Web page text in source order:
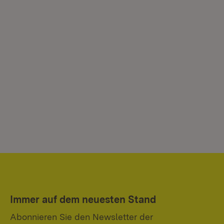
Immer auf dem neuesten Stand
Abonnieren Sie den Newsletter der